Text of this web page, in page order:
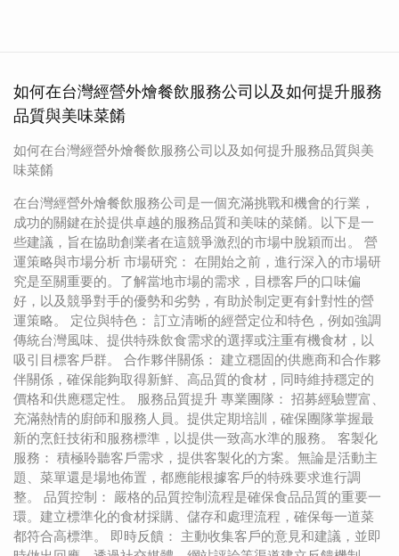
如何在台灣經營外燴餐飲服務公司以及如何提升服務
品質與美味菜餚
如何在台灣經營外燴餐飲服務公司以及如何提升服務品質與美
味菜餚
在台灣經營外燴餐飲服務公司是一個充滿挑戰和機會的行業，
成功的關鍵在於提供卓越的服務品質和美味的菜餚。以下是一
些建議，旨在協助創業者在這競爭激烈的市場中脫穎而出。 營
運策略與市場分析 市場研究： 在開始之前，進行深入的市場研
究是至關重要的。了解當地市場的需求，目標客戶的口味偏
好，以及競爭對手的優勢和劣勢，有助於制定更有針對性的營
運策略。 定位與特色： 訂立清晰的經營定位和特色，例如強調
傳統台灣風味、提供特殊飲食需求的選擇或注重有機食材，以
吸引目標客戶群。 合作夥伴關係： 建立穩固的供應商和合作夥
伴關係，確保能夠取得新鮮、高品質的食材，同時維持穩定的
價格和供應穩定性。 服務品質提升 專業團隊： 招募經驗豐富、
充滿熱情的廚師和服務人員。提供定期培訓，確保團隊掌握最
新的烹飪技術和服務標準，以提供一致高水準的服務。 客製化
服務： 積極聆聽客戶需求，提供客製化的方案。無論是活動主
題、菜單還是場地佈置，都應能根據客戶的特殊要求進行調
整。 品質控制： 嚴格的品質控制流程是確保食品品質的重要一
環。建立標準化的食材採購、儲存和處理流程，確保每一道菜
都符合高標準。 即時反饋： 主動收集客戶的意見和建議，並即